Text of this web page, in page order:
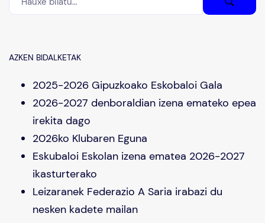
AZKEN BIDALKETAK
2025-2026 Gipuzkoako Eskobaloi Gala
2026-2027 denboraldian izena emateko epea
irekita dago
2026ko Klubaren Eguna
Eskubaloi Eskolan izena ematea 2026-2027
ikasturterako
Leizaranek Federazio A Saria irabazi du
nesken kadete mailan